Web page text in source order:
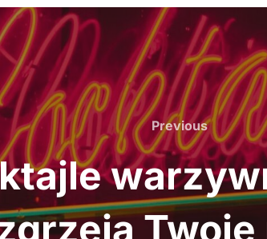
Previous
Previous